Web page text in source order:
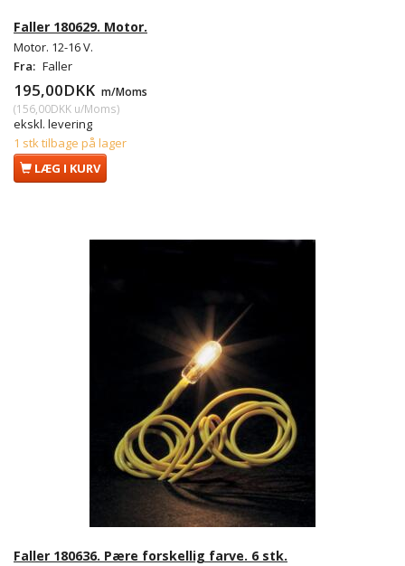
Faller 180629. Motor.
Motor. 12-16 V.
Fra: Faller
195,00DKK m/Moms
(156,00DKK u/Moms)
ekskl. levering
1 stk tilbage på lager
LÆG I KURV
Faller 180636. Pære forskellig farve. 6 stk.